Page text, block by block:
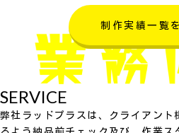
制作実績一覧
SERVICE
弊社ラッドプラスは、クライアント